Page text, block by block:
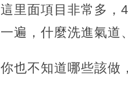
這里面項目非常多，
一遍，什麼洗進氣道
你也不知道哪些該做